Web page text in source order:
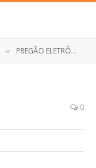
» PREGÃO ELETRÔNICO Nº 023/2022 (Contratação de pessoa (s) jurídica (s) para fornecimento de medicamentos de uso atenção básica)
0